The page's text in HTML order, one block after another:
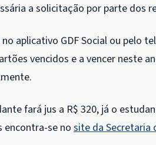
a solicitação por parte dos
aplicativo GDF Social ou pelo
vencidos e a vencer neste
fará jus a R$ 320, já o
encontra-se no site da Secretaria